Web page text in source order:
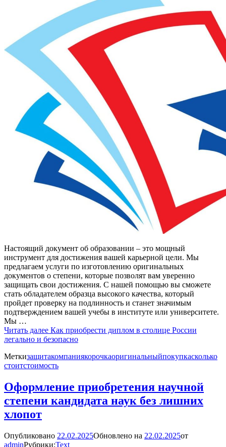
Настоящий документ об образовании – это мощный
инструмент для достижения вашей карьерной цели. Мы
предлагаем услуги по изготовлению оригинальных
документов о степени, которые позволят вам уверенно
защищать свои достижения. С нашей помощью вы сможете
стать обладателем образца высокого качества, который
пройдет проверку на подлинность и станет значимым
подтверждением вашей учебы в институте или университете.
Мы …
Читать далее Как приобрести диплом в столице России
легально и безопасно
Меткизащитакомпаниякорочкаоригинальныйпокупкасколько
стоитстоимость
Оформление приобретения научной
степени кандидата наук без лишних
хлопот
Опубликовано 22.02.2025Обновлено на 22.02.2025от
adminРубрики:Text